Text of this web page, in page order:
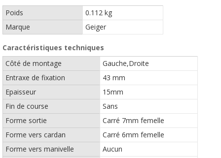
Poids
0.112 kg
Marque
Geiger
Caractéristiques techniques
Côté de montage
Gauche,Droite
Entraxe de fixation
43 mm
Epaisseur
15mm
Fin de course
Sans
Forme sortie
Carré 7mm femelle
Forme vers cardan
Carré 6mm femelle
Forme vers manivelle
Aucun